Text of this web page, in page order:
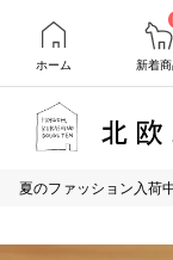
ホーム 新着
夏のファッション入荷